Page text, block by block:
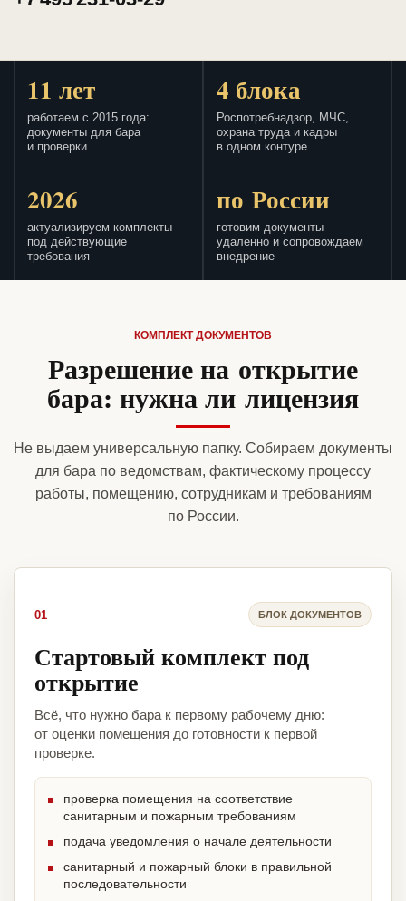
11 лет
работаем с 2015 года:
документы для бара
и проверки
4 блока
Роспотребнадзор, МЧС,
охрана труда и кадры
в одном контуре
2026
актуализируем комплекты
под действующие
требования
по России
готовим документы
удаленно и сопровождаем
внедрение
КОМПЛЕКТ ДОКУМЕНТОВ
Разрешение на открытие
бара: нужна ли лицензия
Не выдаем универсальную папку. Собираем документы
для бара по ведомствам, фактическому процессу
работы, помещению, сотрудникам и требованиям
по России.
01 БЛОК ДОКУМЕНТОВ
Стартовый комплект под
открытие
Всё, что нужно бара к первому рабочему дню:
от оценки помещения до готовности к первой
проверке.
проверка помещения на соответствие
санитарным и пожарным требованиям
подача уведомления о начале деятельности
санитарный и пожарный блоки в правильной
последовательности